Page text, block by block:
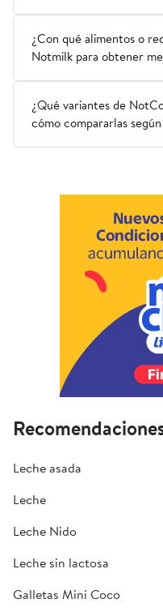
¿Con qué alimentos o
Notmilk para obtener
¿Qué variantes de
cómo compararlas
Leche asada
Leche
Leche Nido
Leche sin lactosa
Galletas Mini Coco